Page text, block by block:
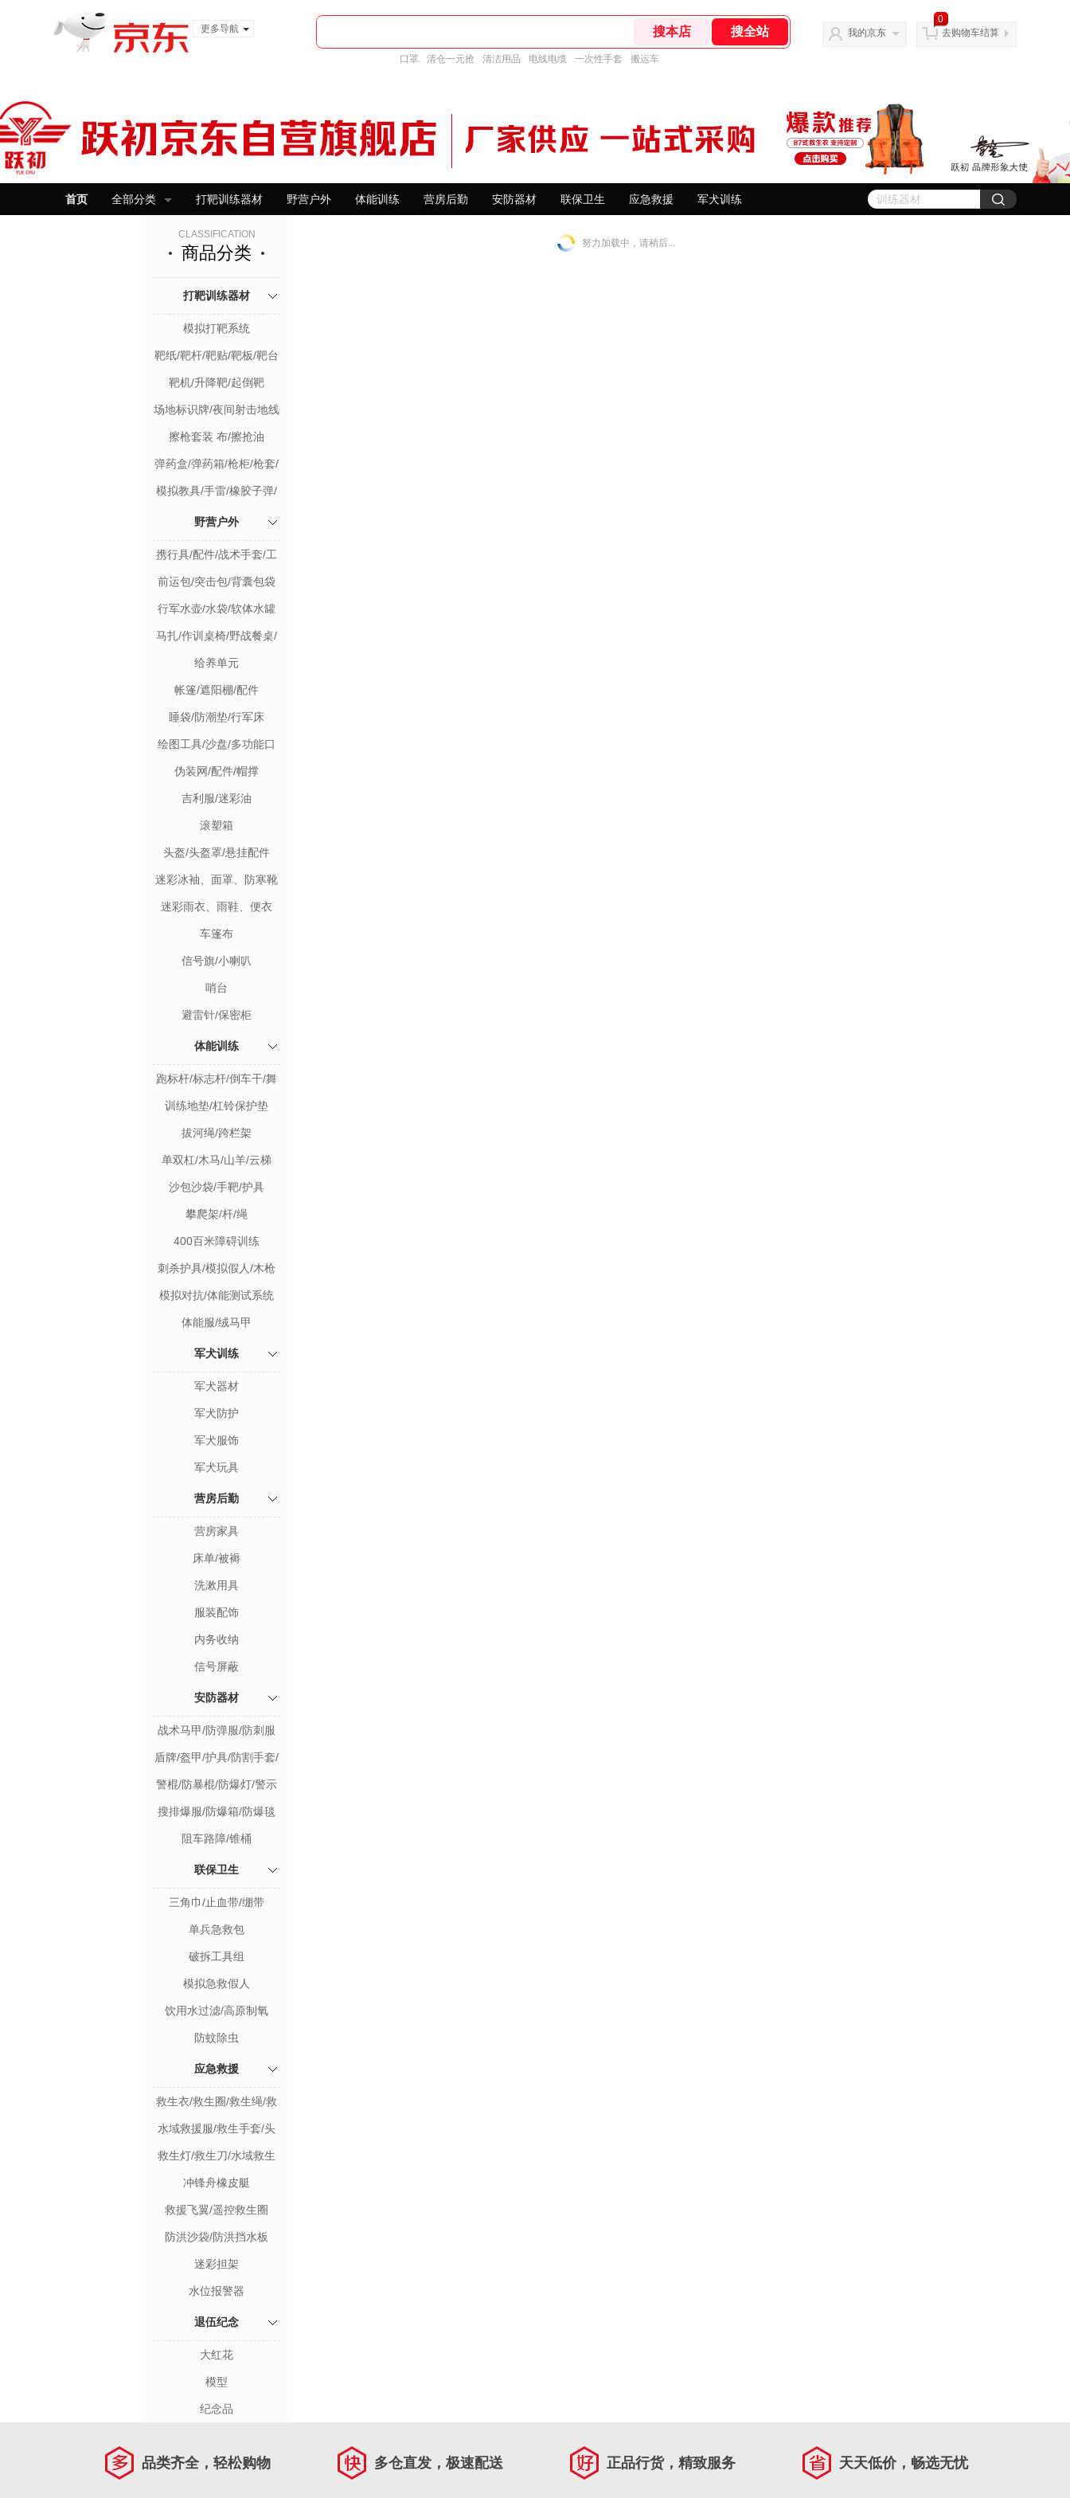
更多导航
口罩 清仓一元抢 清洁用品 电线电缆 一次性手套 搬运车
我的京东
0
去购物车结算
首页 全部分类 打靶训练器材 野营户外 体能训练 营房后勤 安防器材 联保卫生 应急救援 军犬训练
CLASSIFICATION
商品分类
打靶训练器材
模拟打靶系统
靶纸/靶杆/靶贴/靶板/靶台
靶机/升降靶/起倒靶
场地标识牌/夜间射击地线
灯组
擦枪套装 布/擦抢油
弹药盒/弹药箱/枪柜/枪套/
背带
模拟教具/手雷/橡胶子弹/
野营户外
携行具/配件/战术手套/工
兵镐
前运包/突击包/背囊包袋
行军水壶/水袋/软体水罐
马扎/作训桌椅/野战餐桌/
桌布
给养单元
帐篷/遮阳棚/配件
睡袋/防潮垫/行军床
绘图工具/沙盘/多功能口
哨/指南针
伪装网/配件/帽撑
吉利服/迷彩油
滚塑箱
头盔/头盔罩/悬挂配件
迷彩冰袖、面罩、防寒靴
迷彩雨衣、雨鞋、便衣
袋、作训鞋
车篷布
信号旗/小喇叭
哨台
避雷针/保密柜
体能训练
跑标杆/标志杆/倒车干/舞
蹈靶杆
训练地垫/杠铃保护垫
拔河绳/跨栏架
单双杠/木马/山羊/云梯
沙包沙袋/手靶/护具
攀爬架/杆/绳
400百米障碍训练
刺杀护具/模拟假人/木枪
模拟对抗/体能测试系统
体能服/绒马甲
军犬训练
军犬器材
军犬防护
军犬服饰
军犬玩具
营房后勤
营房家具
床单/被褥
洗漱用具
服装配饰
内务收纳
信号屏蔽
安防器材
战术马甲/防弹服/防刺服
防爆套装
盾牌/盔甲/护具/防割手套/
配件
警棍/防暴棍/防爆灯/警示
钢叉/防爆配件
搜排爆服/防爆箱/防爆毯
阻车路障/锥桶
联保卫生
三角巾/止血带/绷带
单兵急救包
破拆工具组
模拟急救假人
饮用水过滤/高原制氧
防蚊除虫
应急救援
救生衣/救生圈/救生绳/救
生杆/支架
水域救援服/救生手套/头
盔/救生靴
救生灯/救生刀/水域救生
包/抛投器
冲锋舟橡皮艇
救援飞翼/遥控救生圈
防洪沙袋/防洪挡水板
迷彩担架
水位报警器
退伍纪念
大红花
模型
纪念品
努力加载中，请稍后...
品类齐全，轻松购物 多仓直发，极速配送 正品行货，精致服务 天天低价，畅选无忧